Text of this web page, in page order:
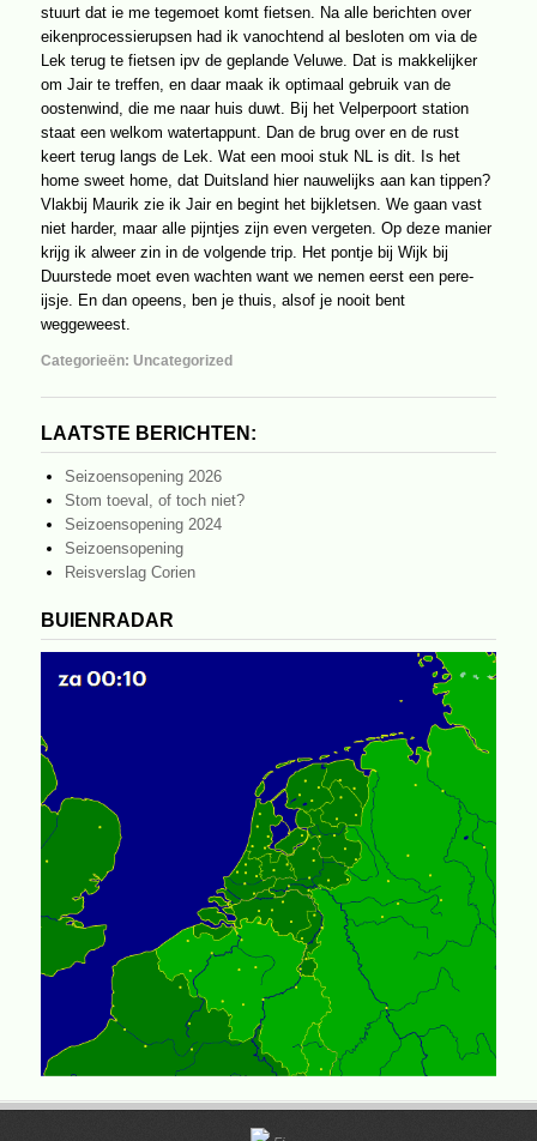
stuurt dat ie me tegemoet komt fietsen. Na alle berichten over
eikenprocessierupsen had ik vanochtend al besloten om via de
Lek terug te fietsen ipv de geplande Veluwe. Dat is makkelijker
om Jair te treffen, en daar maak ik optimaal gebruik van de
oostenwind, die me naar huis duwt. Bij het Velperpoort station
staat een welkom watertappunt. Dan de brug over en de rust
keert terug langs de Lek. Wat een mooi stuk NL is dit. Is het
home sweet home, dat Duitsland hier nauwelijks aan kan tippen?
Vlakbij Maurik zie ik Jair en begint het bijkletsen. We gaan vast
niet harder, maar alle pijntjes zijn even vergeten. Op deze manier
krijg ik alweer zin in de volgende trip. Het pontje bij Wijk bij
Duurstede moet even wachten want we nemen eerst een pere-
ijsje. En dan opeens, ben je thuis, alsof je nooit bent
weggeweest.
Categorieën: Uncategorized
LAATSTE BERICHTEN:
Seizoensopening 2026
Stom toeval, of toch niet?
Seizoensopening 2024
Seizoensopening
Reisverslag Corien
BUIENRADAR